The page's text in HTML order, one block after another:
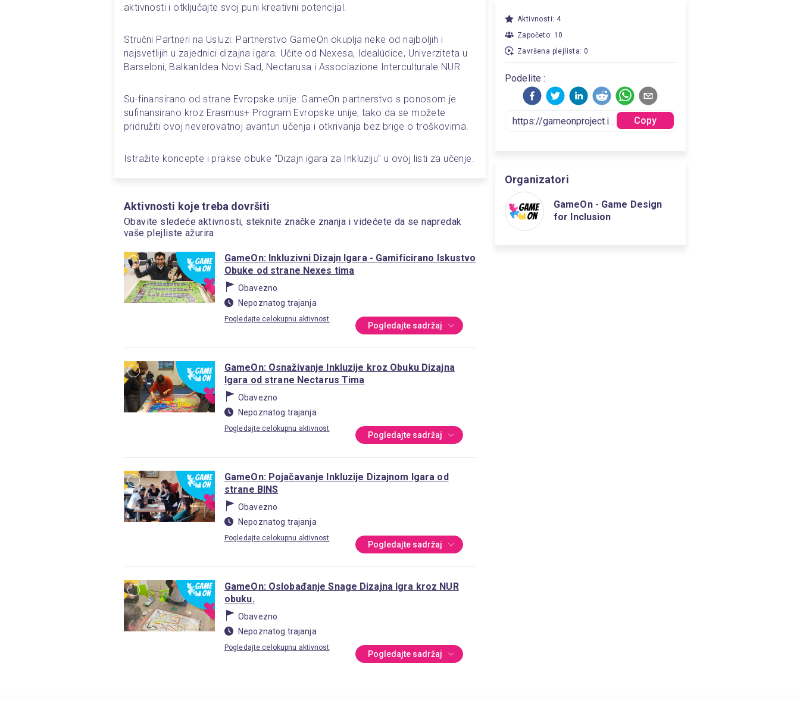
aktivnosti i otključajte svoj puni kreativni potencijal.
Stručni Partneri na Usluzi: Partnerstvo GameOn okuplja neke od najboljih i
najsvetlijih u zajednici dizajna igara. Učite od Nexesa, Idealúdice, Univerziteta u
Barseloni, BalkanIdea Novi Sad, Nectarusa i Associazione Interculturale NUR.
Su-finansirano od strane Evropske unije: GameOn partnerstvo s ponosom je
sufinansirano kroz Erasmus+ Program Evropske unije, tako da se možete
pridružiti ovoj neverovatnoj avanturi učenja i otkrivanja bez brige o troškovima.
Istražite koncepte i prakse obuke "Dizajn igara za Inkluziju" u ovoj listi za učenje.
Aktivnosti koje treba dovršiti
Obavite sledeće aktivnosti, steknite značke znanja i videćete da se napredak
vaše plejliste ažurira
GameOn: Inkluzivni Dizajn Igara - Gamificirano Iskustvo
Obuke od strane Nexes tima
Obavezno
Nepoznatog trajanja
Pogledajte celokupnu aktivnost
Pogledajte sadržaj
GameOn: Osnaživanje Inkluzije kroz Obuku Dizajna
Igara od strane Nectarus Tima
Obavezno
Nepoznatog trajanja
Pogledajte celokupnu aktivnost
Pogledajte sadržaj
GameOn: Pojačavanje Inkluzije Dizajnom Igara od
strane BINS
Obavezno
Nepoznatog trajanja
Pogledajte celokupnu aktivnost
Pogledajte sadržaj
GameOn: Oslobađanje Snage Dizajna Igra kroz NUR
obuku.
Obavezno
Nepoznatog trajanja
Pogledajte celokupnu aktivnost
Pogledajte sadržaj
Aktivnosti: 4
Započeto: 10
Završena plejlista: 0
Podelite :
Copy
Organizatori
GameOn - Game Design
for Inclusion